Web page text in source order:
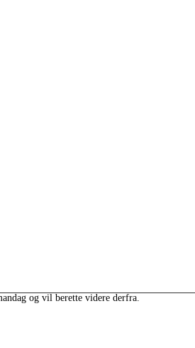
og vil berette videre derfra.